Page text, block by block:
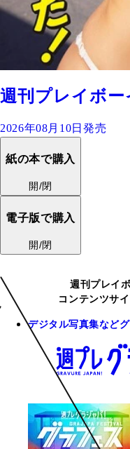
週刊プレイボー
2026年08月10日発売
紙の本で購入
開/閉
電子版で購入
開/閉
週刊プレイ
コンテンツサ
デジタル写真集など